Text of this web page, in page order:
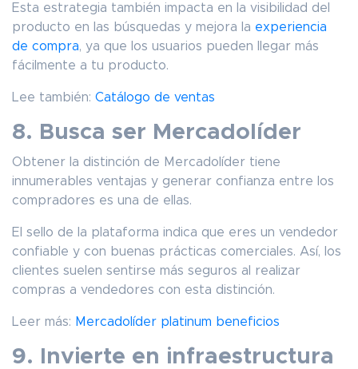
Esta estrategia también impacta en la visibilidad del
producto en las búsquedas y mejora la experiencia
de compra, ya que los usuarios pueden llegar más
fácilmente a tu producto.
Lee también: Catálogo de ventas
8. Busca ser Mercadolíder
Obtener la distinción de Mercadolíder tiene
innumerables ventajas y generar confianza entre los
compradores es una de ellas.
El sello de la plataforma indica que eres un vendedor
confiable y con buenas prácticas comerciales. Así, los
clientes suelen sentirse más seguros al realizar
compras a vendedores con esta distinción.
Leer más: Mercadolíder platinum beneficios
9. Invierte en infraestructura